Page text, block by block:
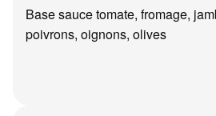
Base sauce tomate, fromage,
poivrons, oignons, olives